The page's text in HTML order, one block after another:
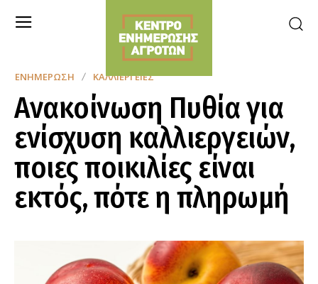
ΕΝΗΜΈΡΩΣΗ ΚΑΛΛΙΈΡΓΕΙΕΣ
Ανακοίνωση Πυθία για
ενίσχυση καλλιεργειών,
ποιες ποικιλίες είναι
εκτός, πότε η πληρωμή